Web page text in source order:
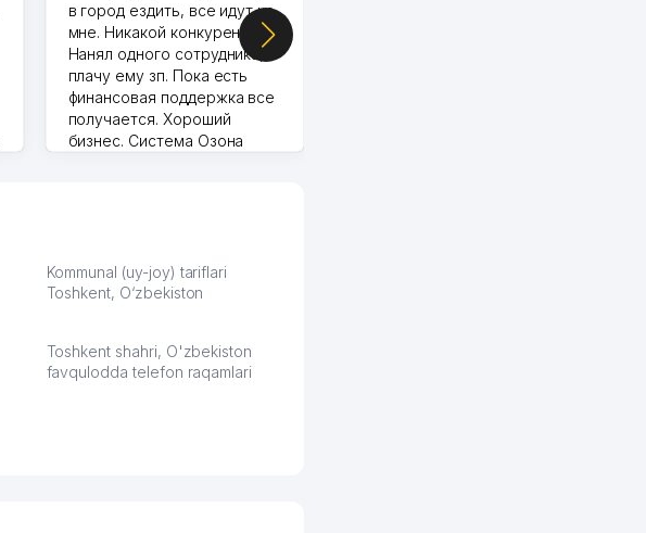
в город ездить, все идут ко
мне. Никакой конкуренции.
Нанял одного сотрудника,
плачу ему зп. Пока есть
финансовая поддержка все
получается. Хороший
бизнес. Система Озона
тут у нас уже есть ПВЗ.
Выгодное дело и
Kommunal (uy-joy) tariflari
Toshkent, O‘zbekiston
Toshkent shahri, O'zbekiston
favqulodda telefon raqamlari